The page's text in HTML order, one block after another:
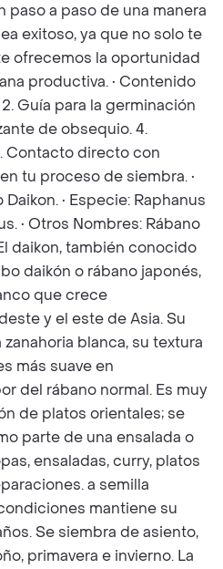
a paso de una manera
exitoso, ya que no solo te
ofrecemos la oportunidad
productiva. • Contenido
Guía para la germinación
de obsequio. 4.
Contacto directo con
tu proceso de siembra. •
• Especie: Raphanus
• Otros Nombres: Rábano
daikon, también conocido
daikón o rábano japonés,
que crece
y el este de Asia. Su
blanca, su textura
más suave en
del rábano normal. Es muy
de platos orientales; se
parte de una ensalada o
ensaladas, curry, platos
a semilla
mantiene su
Se siembra de asiento,
primavera e invierno. La